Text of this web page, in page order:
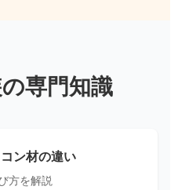
専門知識
ン材の違い
方を解説